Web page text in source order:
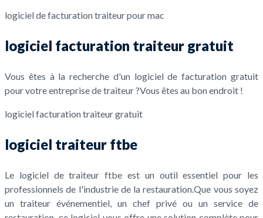
logiciel de facturation traiteur pour mac
logiciel facturation traiteur gratuit
Vous êtes à la recherche d'un logiciel de facturation gratuit
pour votre entreprise de traiteur ?Vous êtes au bon endroit !
logiciel facturation traiteur gratuit
logiciel traiteur ftbe
Le logiciel de traiteur ftbe est un outil essentiel pour les
professionnels de l'industrie de la restauration.Que vous soyez
un traiteur événementiel, un chef privé ou un service de